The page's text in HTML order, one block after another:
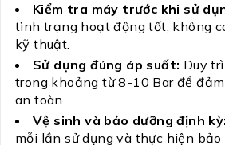
Kiểm tra máy trước khi sử
tình trạng hoạt động tốt, không
kỹ thuật.
Sử dụng đúng áp suất: Duy
trong khoảng từ 8-10 Bar để
an toàn.
Vệ sinh và bảo dưỡng định kỳ:
mỗi lần sử dụng và thực hiện